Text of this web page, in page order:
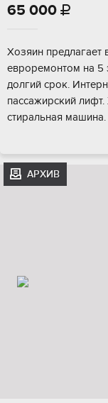
65 000 
Хозяин предлагает
евроремонтом на 5
долгий срок.
пассажирский
стиральная
АРХИВ